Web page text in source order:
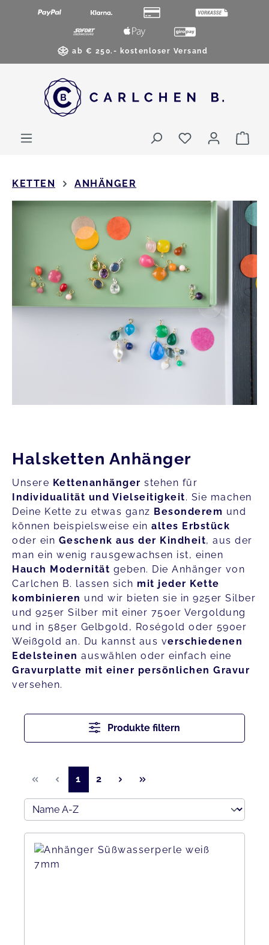
Zum Hauptinhalt springen
ab € 250.- kostenloser Versand
Du hast 0
KETTEN ANHÄNGER
Halsketten Anhänger
Unsere Kettenanhänger stehen für
Individualität und Vielseitigkeit. Sie machen
Deine Kette zu etwas ganz Besonderem und
können beispielsweise ein altes Erbstück
oder ein Geschenk aus der Kindheit, aus der
man ein wenig rausgewachsen ist, einen
Hauch Modernität geben. Die Anhänger von
Carlchen B. lassen sich mit jeder Kette
kombinieren und wir bieten sie in 925er Silber
und 925er Silber mit einer 750er Vergoldung
und in 585er Gelbgold, Roségold oder 590er
Weißgold an. Du kannst aus verschiedenen
Edelsteinen auswählen oder einfach eine
Gravurplatte mit einer persönlichen Gravur
versehen.
Produkte filtern
Seite
1 Seite
2